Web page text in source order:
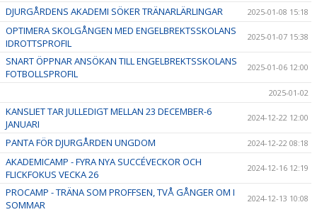
DJURGÅRDENS AKADEMI SÖKER TRÄNARLÄRLINGAR 2025-01-08 15:18
OPTIMERA SKOLGÅNGEN MED ENGELBREKTSSKOLANS
IDROTTSPROFIL
2025-01-07 15:38
SNART ÖPPNAR ANSÖKAN TILL ENGELBREKTSSKOLANS
FOTBOLLSPROFIL
2025-01-06 12:00
2025-01-02
KANSLIET TAR JULLEDIGT MELLAN 23 DECEMBER-6
JANUARI
2024-12-22 12:00
PANTA FÖR DJURGÅRDEN UNGDOM 2024-12-22 08:18
AKADEMICAMP - FYRA NYA SUCCÉVECKOR OCH
FLICKFOKUS VECKA 26
2024-12-16 12:19
PROCAMP - TRÄNA SOM PROFFSEN, TVÅ GÅNGER OM I
SOMMAR
2024-12-13 10:08